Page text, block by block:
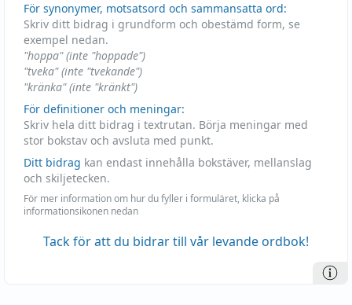
För synonymer, motsatsord och sammansatta ord:
Skriv ditt bidrag i grundform och obestämd form, se
exempel nedan.
"hoppa" (inte "hoppade")
"tveka" (inte "tvekande")
"kränka" (inte "kränkt")
För definitioner och meningar:
Skriv hela ditt bidrag i textrutan. Börja meningar med
stor bokstav och avsluta med punkt.
Ditt bidrag kan endast innehålla bokstäver, mellanslag
och skiljetecken.
För mer information om hur du fyller i formuläret, klicka på
informationsikonen nedan
Tack för att du bidrar till vår levande ordbok!